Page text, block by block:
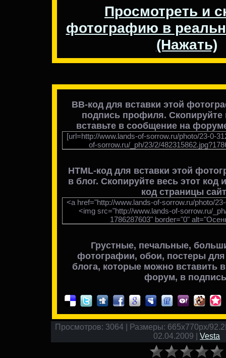
Просмотреть и
фотографию в
(Нажать)
BB-код для вставки этой
подпись профиля. Скопируйте
вставьте в сообщение на
[url=http://www.lands-of-sorrow.ru/photo/23-0-
of-sorrow.ru/_ph/23/2/
HTML-код для вставки этой
в блог. Скопируйте весь этот код
код страницы
<a href="http://www.lands-of-sorrow.ru/photo/
<img src="http://www.lands-of-sorrow.ru/
1786287603" border="0"
Грустные, печальные,
фотографии, обои, постеры
блога, которые можно вставить в
форум, в
Просмотров: 3064 | Размеры: 665x770px/
02.04.2009 | Vesta